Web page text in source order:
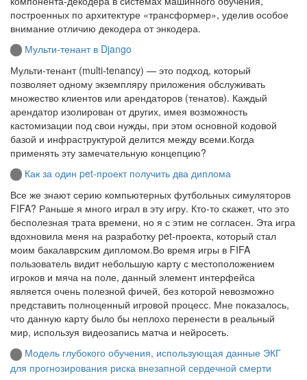
построенных по архитектуре «трансформер», уделив особое
внимание отличию декодера от энкодера.
Мульти-тенант в Django
Мульти-тенант (multi-tenancy) — это подход, который
позволяет одному экземпляру приложения обслуживать
множество клиентов или арендаторов (тенатов). Каждый
арендатор изолирован от других, имея возможность
кастомизации под свои нужды, при этом основной кодовой
базой и инфраструктурой делится между всеми.Когда
применять эту замечательную концепцию?
Как за один pet-проект получить два диплома
Все же знают серию компьютерных футбольных симуляторов
FIFA? Раньше я много играл в эту игру. Кто-то скажет, что это
бесполезная трата времени, но я с этим не согласен. Эта игра
вдохновила меня на разработку pet-проекта, который стал
моим бакалаврским дипломом.Во время игры в FIFA
пользователь видит небольшую карту с местоположением
игроков и мяча на поле, данный элемент интерфейса
является очень полезной фичей, без которой невозможно
представить полноценный игровой процесс. Мне показалось,
что данную карту было бы неплохо перенести в реальный
мир, используя видеозапись матча и нейросеть.
Модель глубокого обучения, использующая данные ЭКГ
для прогнозирования риска внезапной сердечной смерти